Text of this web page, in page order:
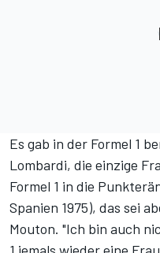
Es gab in der Formel 1
Lombardi, die einzige
Formel 1 in die
Spanien 1975), das sei
Mouton. "Ich bin auch